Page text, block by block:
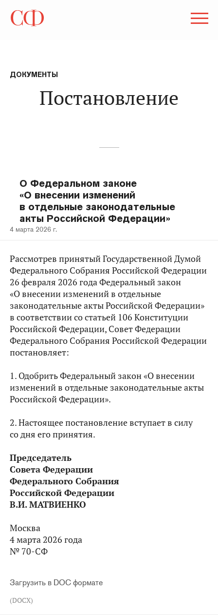
ДОКУМЕНТЫ
Постановление
О Федеральном законе
«О внесении изменений
в отдельные законодательные
акты Российской Федерации»
4 марта 2026 г.
Рассмотрев принятый Государственной Думой
Федерального Собрания Российской Федерации
26 февраля 2026 года Федеральный закон
«О внесении изменений в отдельные
законодательные акты Российской Федерации»
в соответствии со статьей 106 Конституции
Российской Федерации, Совет Федерации
Федерального Собрания Российской Федерации
постановляет:
1. Одобрить Федеральный закон «О внесении
изменений в отдельные законодательные акты
Российской Федерации».
2. Настоящее постановление вступает в силу
со дня его принятия.
Председатель
Совета Федерации
Федерального Собрания
Российской Федерации
В.И. МАТВИЕНКО
Москва
4 марта 2026 года
№ 70-СФ
Загрузить в DOC формате
(DOCX)